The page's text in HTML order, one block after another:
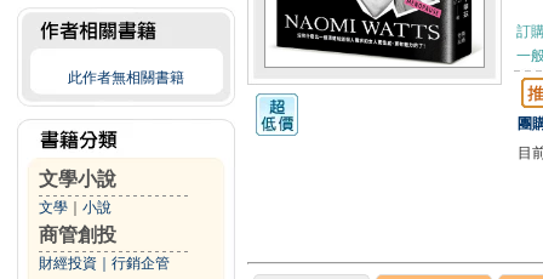
此作者無相關書籍
文學小說
文學 小說
商管創投
財經投資 行銷企管
訂
一
團
目